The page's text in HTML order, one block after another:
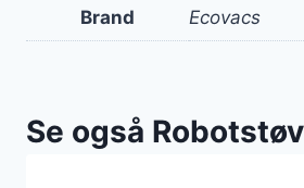
Brand Ecovacs
Se også